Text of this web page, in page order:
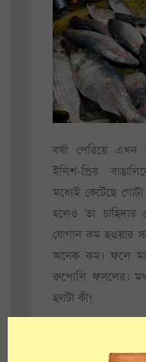
বর্ষা পেরিয়ে
ইলিশ-প্রিয়
মধ্যেই কেটেছে
হলেও তা
যোগান কম হওয়ার
অনেক কম। ফলে
রুপোলি ফসলের।
হলটা কী!